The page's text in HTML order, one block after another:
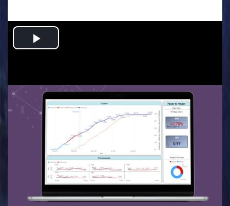
Play